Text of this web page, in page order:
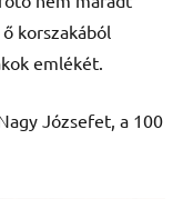
korszakából
emlékét.
Józsefet, a 100